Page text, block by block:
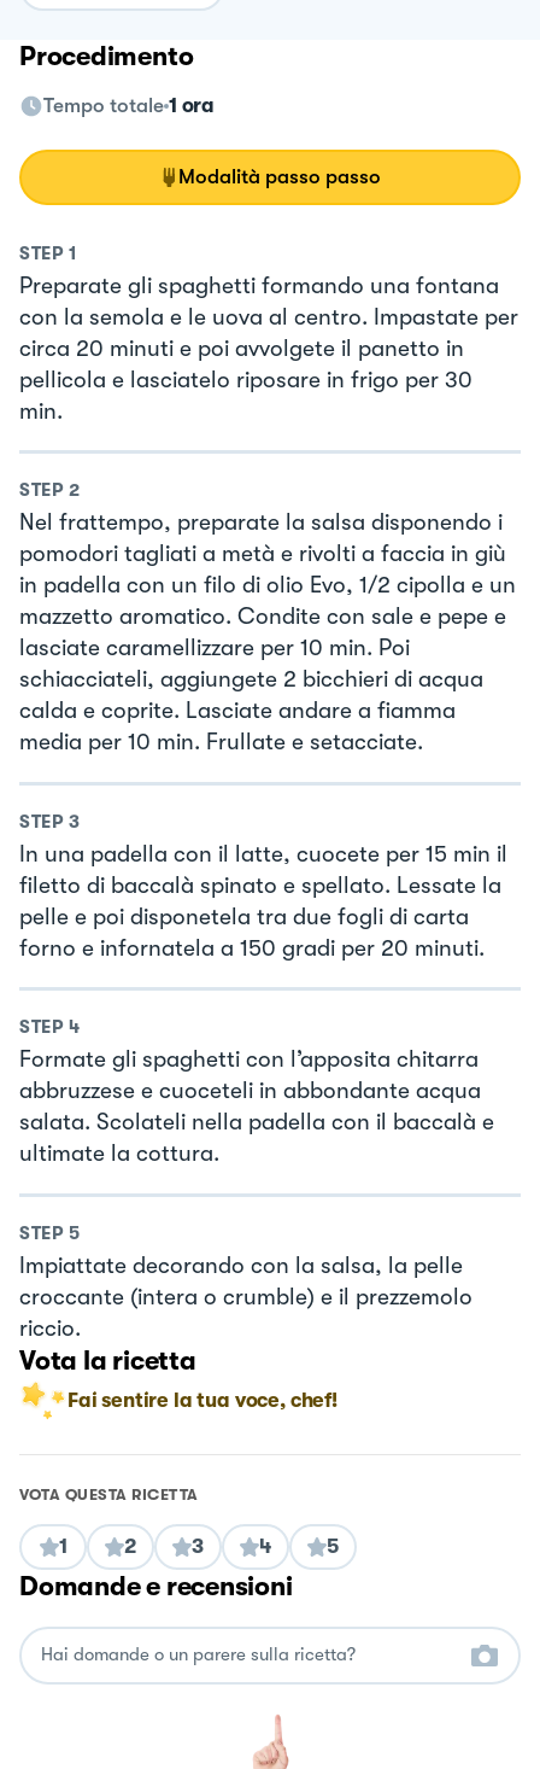
Procedimento
Tempo totale 1 ora
Modalità passo passo
STEP 1
Preparate gli spaghetti formando una fontana
con la semola e le uova al centro. Impastate per
circa 20 minuti e poi avvolgete il panetto in
pellicola e lasciatelo riposare in frigo per 30
min.
STEP 2
Nel frattempo, preparate la salsa disponendo i
pomodori tagliati a metà e rivolti a faccia in giù
in padella con un filo di olio Evo, 1/2 cipolla e un
mazzetto aromatico. Condite con sale e pepe e
lasciate caramellizzare per 10 min. Poi
schiacciateli, aggiungete 2 bicchieri di acqua
calda e coprite. Lasciate andare a fiamma
media per 10 min. Frullate e setacciate.
STEP 3
In una padella con il latte, cuocete per 15 min il
filetto di baccalà spinato e spellato. Lessate la
pelle e poi disponetela tra due fogli di carta
forno e infornatela a 150 gradi per 20 minuti.
STEP 4
Formate gli spaghetti con l’apposita chitarra
abbruzzese e cuoceteli in abbondante acqua
salata. Scolateli nella padella con il baccalà e
ultimate la cottura.
STEP 5
Impiattate decorando con la salsa, la pelle
croccante (intera o crumble) e il prezzemolo
riccio.
Vota la ricetta
Fai sentire la tua voce, chef!
VOTA QUESTA RICETTA
1 2 3 4 5
Domande e recensioni